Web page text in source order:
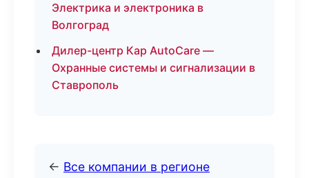
Электрика и электроника в
Волгоград
Дилер-центр Кар AutoCare —
Охранные системы и сигнализации в
Ставрополь
← Все компании в регионе